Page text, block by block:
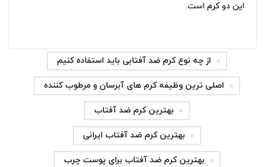
این دو کرم است.
از چه نوع کرم ضد آفتابی باید استفاده کنیم
اصلی ترین وظیفه کرم های آبرسان و مرطوب کننده
بهترین کرم ضد آفتاب
بهترین کرم ضد آفتاب ایرانی
بهترین کرم ضد آفتاب برای پوست چرب